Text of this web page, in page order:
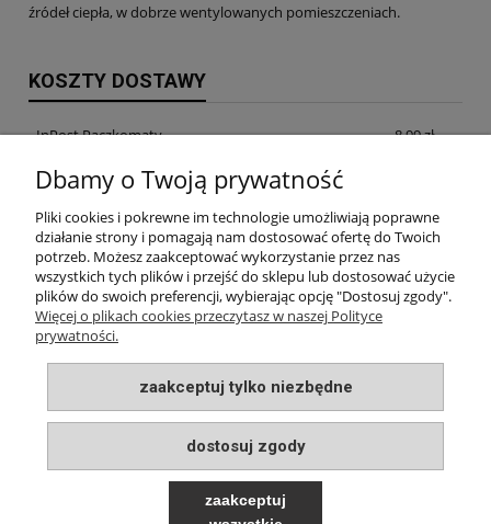
źródeł ciepła, w dobrze wentylowanych pomieszczeniach.
KOSZTY DOSTAWY
InPost Paczkomaty 8,99 zł
InPost Kurier
odbiór osobisty w siedzibie firmy 0,00 zł
INFORMACJE
PŁATNOŚCI I DOSTAWA
O NAS
Dbamy o Twoją prywatność
Pliki cookies i pokrewne im technologie umożliwiają poprawne
działanie strony i pomagają nam dostosować ofertę do Twoich
potrzeb. Możesz zaakceptować wykorzystanie przez nas
wszystkich tych plików i przejść do sklepu lub dostosować użycie
plików do swoich preferencji, wybierając opcję "Dostosuj zgody".
Więcej o plikach cookies przeczytasz w naszej Polityce
prywatności.
zaakceptuj tylko niezbędne
dostosuj zgody
zaakceptuj